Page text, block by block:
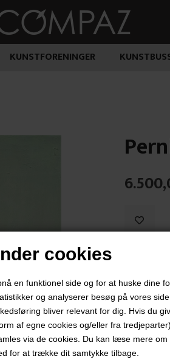
cookies
en funktionel side og for at huske dine
og analyserer besøg på vores
bliver relevant for dig. Hvis du
af egne cookies og/eller fra
via de cookies. Du kan læse mere om
for at trække dit samtykke tilbage.
KUNSTFORENINGER
60x60 cm.
Akryl på
​​​​​​​Ikke